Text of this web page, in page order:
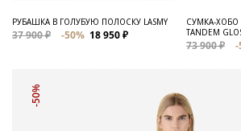
РУБАШКА В ГОЛУБУЮ ПОЛОСКУ LASMY
37 900 ₽ -50% 18 950 ₽
СУМКА-ХОБО
TANDEM
73 900 ₽ -
-50%